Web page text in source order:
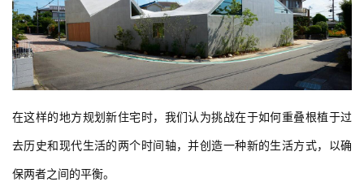
在这样的地方规划新住宅时，我们认为挑战在于如何重叠根植于过
去历史和现代生活的两个时间轴，并创造一种新的生活方式，以确
保两者之间的平衡。